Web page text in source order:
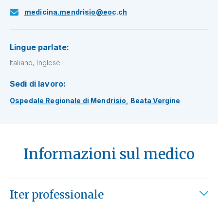
medicina.mendrisio@eoc.ch
Lingue parlate:
Italiano, Inglese
Sedi di lavoro:
Ospedale Regionale di Mendrisio, Beata Vergine
Informazioni sul medico
Iter professionale